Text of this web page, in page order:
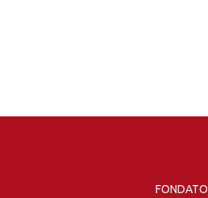
FONDATO